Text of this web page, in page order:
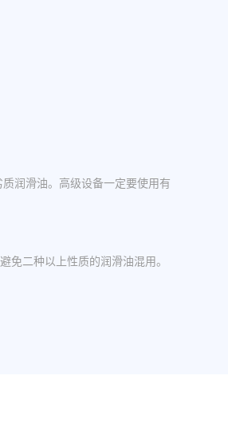
润滑油。高级设备一定要使用有
二种以上性质的润滑油混用。
坏，换油时检查箱体内是否有